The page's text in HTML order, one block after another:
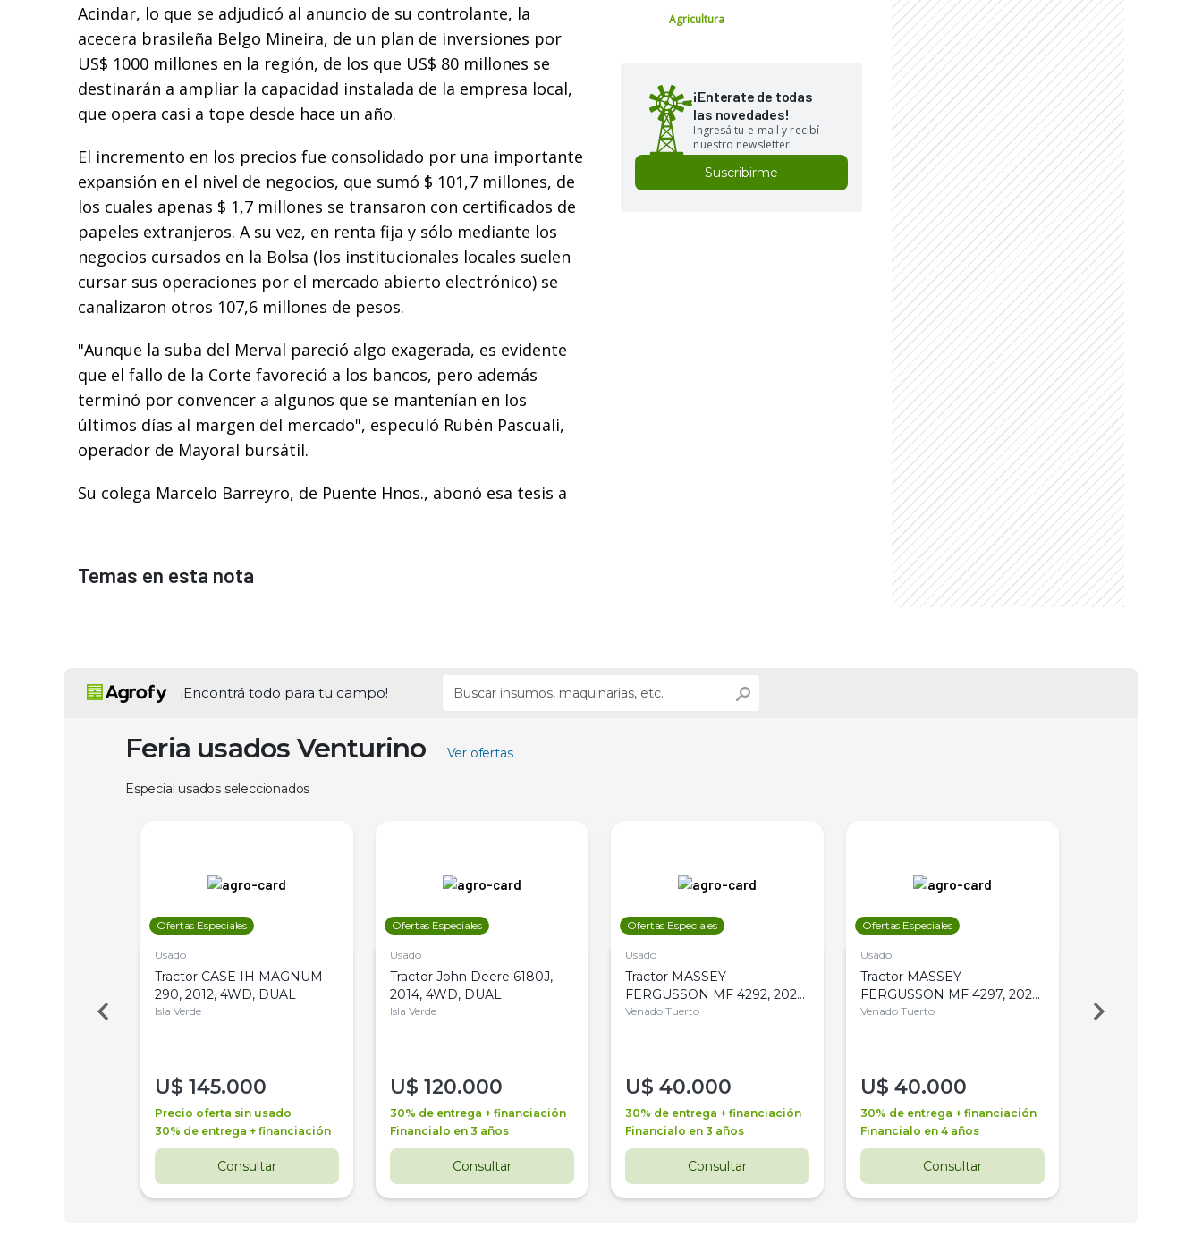
Acindar, lo que se adjudicó al anuncio de su controlante, la
acecera brasileña Belgo Mineira, de un plan de inversiones por
US$ 1000 millones en la región, de los que US$ 80 millones se
destinarán a ampliar la capacidad instalada de la empresa local,
que opera casi a tope desde hace un año.
El incremento en los precios fue consolidado por una importante
expansión en el nivel de negocios, que sumó $ 101,7 millones, de
los cuales apenas $ 1,7 millones se transaron con certificados de
papeles extranjeros. A su vez, en renta fija y sólo mediante los
negocios cursados en la Bolsa (los institucionales locales suelen
cursar sus operaciones por el mercado abierto electrónico) se
canalizaron otros 107,6 millones de pesos.
"Aunque la suba del Merval pareció algo exagerada, es evidente
que el fallo de la Corte favoreció a los bancos, pero además
terminó por convencer a algunos que se mantenían en los
últimos días al margen del mercado", especuló Rubén Pascuali,
operador de Mayoral bursátil.
Su colega Marcelo Barreyro, de Puente Hnos., abonó esa tesis a
Agricultura
¡Enterate de todas
las novedades!
Ingresá tu e-mail y recibí
nuestro newsletter
Suscribirme
Temas en esta nota
¡Encontrá todo para tu campo!
Feria usados Venturino Ver ofertas
Especial usados seleccionados
Ofertas Especiales
Usado
Tractor CASE IH MAGNUM
290, 2012, 4WD, DUAL
Isla Verde
U$ 145.000
Precio oferta sin usado
30% de entrega + financiación
Consultar
Ofertas Especiales
Usado
Tractor John Deere 6180J,
2014, 4WD, DUAL
Isla Verde
U$ 120.000
30% de entrega + financiación
Financialo en 3 años
Consultar
Ofertas Especiales
Usado
Tractor MASSEY
FERGUSSON MF 4292, 2020,
4WD, PATON
Venado Tuerto
U$ 40.000
30% de entrega + financiación
Financialo en 3 años
Consultar
Ofertas Especiales
Usado
Tractor MASSEY
FERGUSSON MF 4297, 2020,
4WD, PATON
Venado Tuerto
U$ 40.000
30% de entrega + financiación
Financialo en 4 años
Consultar
Venado Tuerto